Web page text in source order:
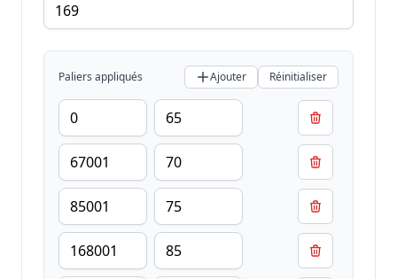
Paliers appliqués Ajouter Réinitialiser